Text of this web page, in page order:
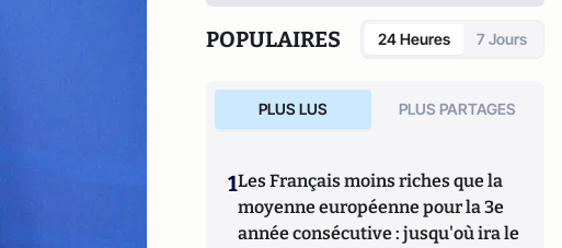
POPULAIRES 24 Heures 7 Jours
PLUS LUS PLUS PARTAGES
1Les Français moins riches que la
moyenne européenne pour la 3e
année consécutive : jusqu'où ira le